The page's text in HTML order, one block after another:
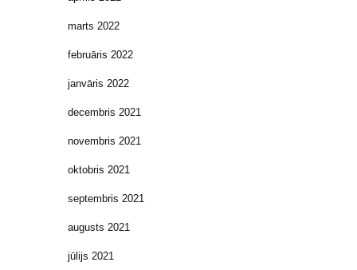
marts 2022
februāris 2022
janvāris 2022
decembris 2021
novembris 2021
oktobris 2021
septembris 2021
augusts 2021
jūlijs 2021